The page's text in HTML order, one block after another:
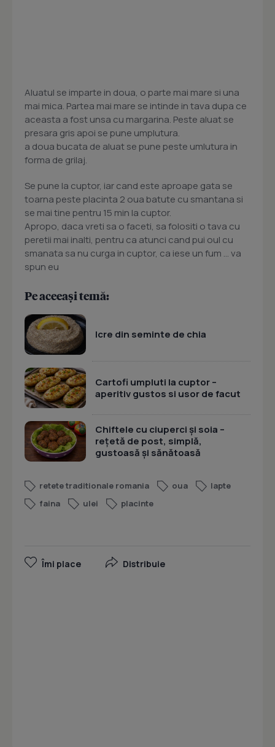
Aluatul se imparte in doua, o parte mai mare si una
mai mica. Partea mai mare se intinde in tava dupa ce
aceasta a fost unsa cu margarina. Peste aluat se
presara gris apoi se pune umplutura.
a doua bucata de aluat se pune peste umlutura in
forma de grilaj.
Se pune la cuptor, iar cand este aproape gata se
toarna peste placinta 2 oua batute cu smantana si
se mai tine pentru 15 min la cuptor.
Apropo, daca vreti sa o faceti, sa folositi o tava cu
peretii mai inalti, pentru ca atunci cand pui oul cu
smanata sa nu curga in cuptor, ca iese un fum ... va
spun eu
Pe aceeași temă:
Icre din seminte de chia
Cartofi umpluti la cuptor –
aperitiv gustos si usor de facut
Chiftele cu ciuperci și soia –
rețetă de post, simplă,
gustoasă și sănătoasă
retete traditionale romania oua
lapte
faina
ulei placinte
Îmi place Distribuie